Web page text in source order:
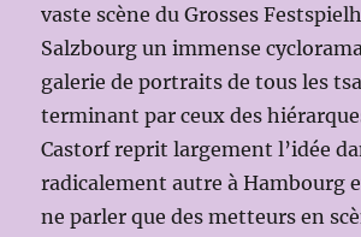
vaste scène du Grosses
Salzbourg un immense
galerie de portraits de tous les
terminant par ceux des
Castorf reprit largement l’idée
radicalement autre à Hambourg
ne parler que des metteurs en